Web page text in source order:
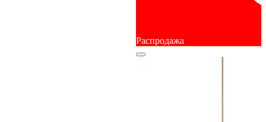
Распродажа